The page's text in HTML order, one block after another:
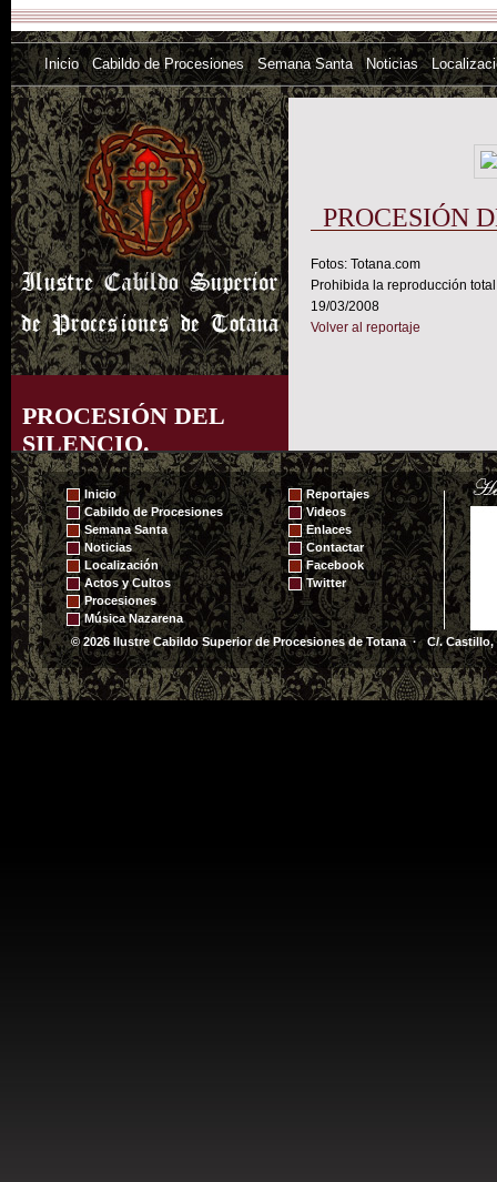
Inicio Cabildo de Procesiones Semana Santa Noticias
PROCESIÓN DEL
SILENCIO.
MIÉRCOLES SANTO
2008
PROCESIÓN
Fotos: Totana.com
Prohibida la reproducción
19/03/2008
Volver al reportaje
Inicio
Cabildo de Procesiones
Semana Santa
Noticias
Localización
Actos y Cultos
Procesiones
Música Nazarena
Reportajes
Videos
Enlaces
Contactar
Facebook
Twitter
© 2026 Ilustre Cabildo Superior de Procesiones de Totana · C/. Castillo,